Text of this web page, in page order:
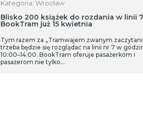
Kategoria: Wrocław
Blisko 200 książek do rozdania w linii
BookTram już 15 kwietnia
Tym razem za „Tramwajem zwanym
trzeba będzie się rozglądać na linii nr 7 w
10:00–14:00. BookTram oferuje pasażerkom i
pasażerom nie tylko…